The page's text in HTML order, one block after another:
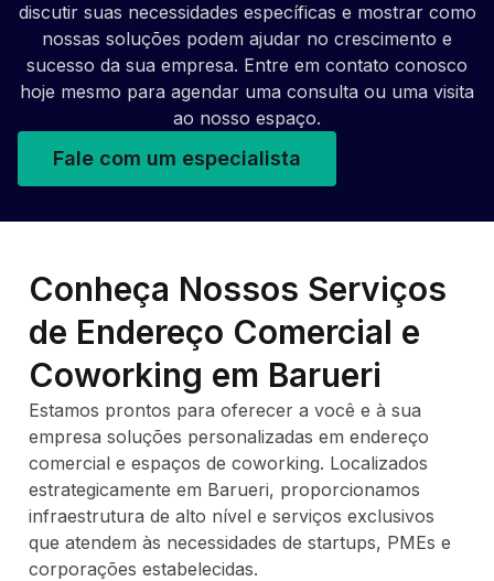
discutir suas necessidades específicas e mostrar como
nossas soluções podem ajudar no crescimento e
sucesso da sua empresa. Entre em contato conosco
hoje mesmo para agendar uma consulta ou uma visita
ao nosso espaço.
Fale com um especialista
Conheça Nossos Serviços
de Endereço Comercial e
Coworking em Barueri
Estamos prontos para oferecer a você e à sua
empresa soluções personalizadas em endereço
comercial e espaços de coworking. Localizados
estrategicamente em Barueri, proporcionamos
infraestrutura de alto nível e serviços exclusivos
que atendem às necessidades de startups, PMEs e
corporações estabelecidas.